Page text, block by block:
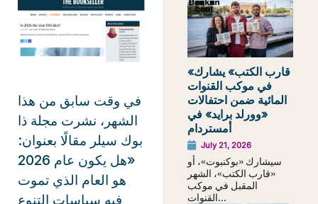
في وقت سابق من هذا
الشهر، نشرت مجلة ذا
بوك سيلر مقالًا بعنوان:
«هل يكون عام 2026
هو العام الذي تموت
فيه سياسات التنوع
«قارب الكتب» يشارك
في موكب القنوات
المائية ضمن احتفالات
«وورلد برايد» في
أمستردام
July 21, 2026
سيشارك «بوكنبوت»، أو
«قارب الكتب»، الشهر
المقبل في موكب
القنوات...